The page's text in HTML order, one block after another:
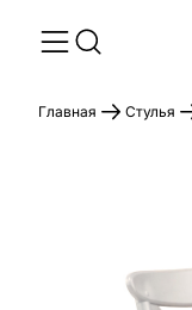
Главная Стулья